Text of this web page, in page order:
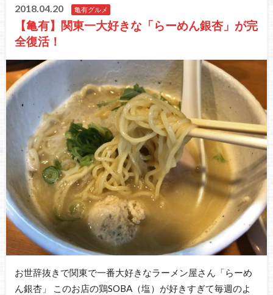
2018.04.20 亀有グルメ
【亀有】関東一大好きな「らーめん銀杏」が完
全復活！
お世辞抜きで関東で一番大好きなラーメン屋さん「らーめ
ん銀杏」 このお店の鶏SOBA（塩）が好きすぎて毎週のよ